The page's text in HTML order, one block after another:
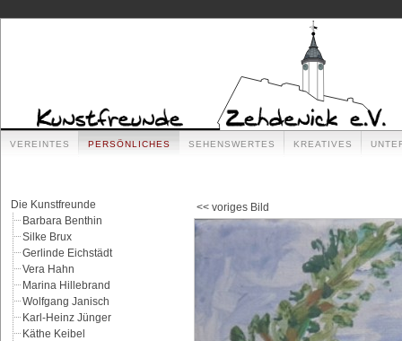
VEREINTES PERSÖNLICHES SEHENSWERTES KREATIVES
Die Kunstfreunde
Barbara Benthin
Silke Brux
Gerlinde Eichstädt
Vera Hahn
Marina Hillebrand
Wolfgang Janisch
Karl-Heinz Jünger
Käthe Keibel
<< voriges Bild